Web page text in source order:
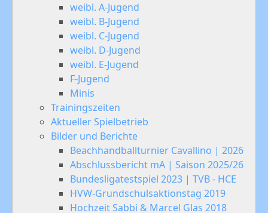
weibl. A-Jugend
weibl. B-Jugend
weibl. C-Jugend
weibl. D-Jugend
weibl. E-Jugend
F-Jugend
Minis
Trainingszeiten
Aktueller Spielbetrieb
Bilder und Berichte
Beachhandballturnier Cavallino | 2026
Abschlussbericht mA | Saison 2025/26
Bundesligatestspiel 2023 | TVB - HCE
HVW-Grundschulsaktionstag 2019
Hochzeit Sabbi & Marcel Glas 2018